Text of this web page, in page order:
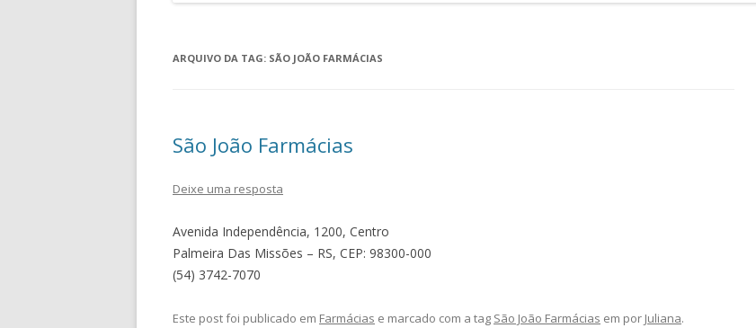
ARQUIVO DA TAG: SÃO JOÃO FARMÁCIAS
São João Farmácias
Deixe uma resposta
Avenida Independência, 1200, Centro
Palmeira Das Missões – RS, CEP: 98300-000
(54) 3742-7070
Este post foi publicado em Farmácias e marcado com a tag São João Farmácias em por Juliana.